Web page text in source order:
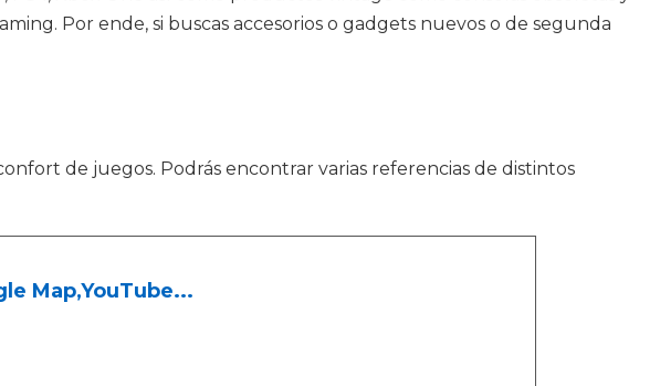
Por ende, si buscas accesorios o gadgets nuevos o de segunda
de juegos. Podrás encontrar varias referencias de distintos
Map,YouTube...